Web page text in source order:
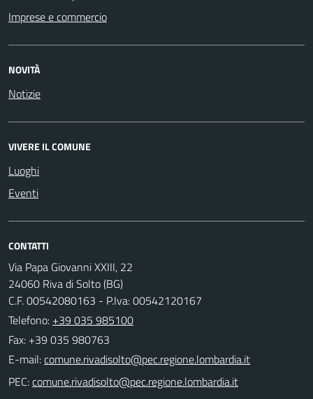
Imprese e commercio
NOVITÀ
Notizie
VIVERE IL COMUNE
Luoghi
Eventi
CONTATTI
Via Papa Giovanni XXIII, 22
24060 Riva di Solto (BG)
C.F. 00542080163 - P.Iva: 00542120167
Telefono: +39 035 985100
Fax: +39 035 980763
E-mail:
PEC: